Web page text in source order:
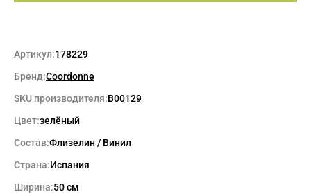
Артикул:178229
Бренд:Coordonne
SKU производителя:B00129
Цвет:зелёный
Состав:Флизелин / Винил
Страна:Испания
Ширина:50 см